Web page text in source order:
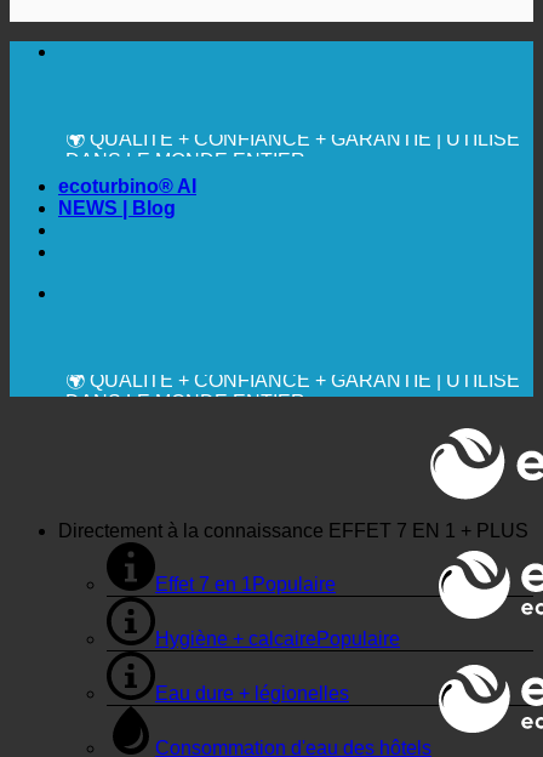
🌍 QUALITÉ + CONFIANCE + GARANTIE | UTILISÉ
DANS LE MONDE ENTIER
ecoturbino® AI
NEWS | Blog
🌍 QUALITÉ + CONFIANCE + GARANTIE | UTILISÉ
DANS LE MONDE ENTIER
Directement à la connaissance EFFET 7 EN 1 + PLUS
Effet 7 en 1
Hygiène + calcaire
Eau dure + légionelles
Consommation d'eau des hôtels